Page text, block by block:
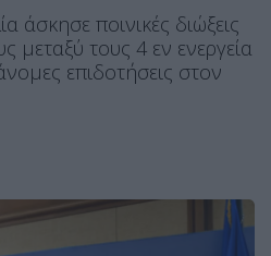
άσκησε ποινικές διώξεις
μεταξύ τους 4 εν ενεργεία
επιδοτήσεις στον